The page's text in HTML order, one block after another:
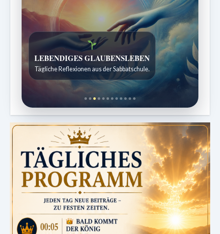
Bibelgeschichten zum Staunen
Kindergeschichten für 7 bis 12 Jahre.